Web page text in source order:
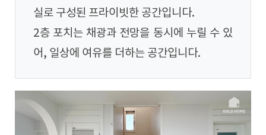
실로 구성된 프라이빗한 공간입니다.
2층 포치는 채광과 전망을 동시에 누릴 수 있
어, 일상에 여유를 더하는 공간입니다.